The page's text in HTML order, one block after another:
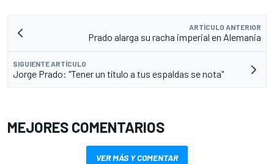
ARTÍCULO ANTERIOR
Prado alarga su racha imperial en Alemania
SIGUIENTE ARTÍCULO
Jorge Prado: "Tener un título a tus espaldas se nota"
MEJORES COMENTARIOS
VER MÁS Y COMENTAR